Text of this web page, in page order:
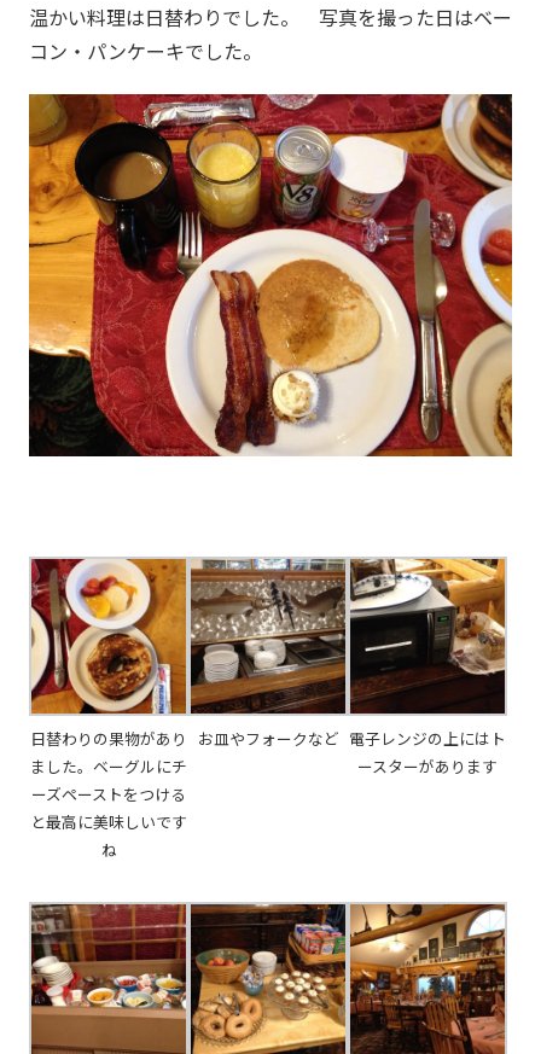
温かい料理は日替わりでした。 写真を撮った日はベー
コン・パンケーキでした。
日替わりの果物があり
ました。ベーグルにチ
ーズペーストをつける
と最高に美味しいです
ね
お皿やフォークなど 電子レンジの上にはト
ースターがあります